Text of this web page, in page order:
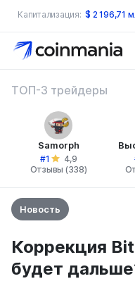
Капитализация: $ 2 196,71
ТОП-3 трейдеры
Samorph
#1
4,9
Отзывы (338)
Новость
Коррекция
будет